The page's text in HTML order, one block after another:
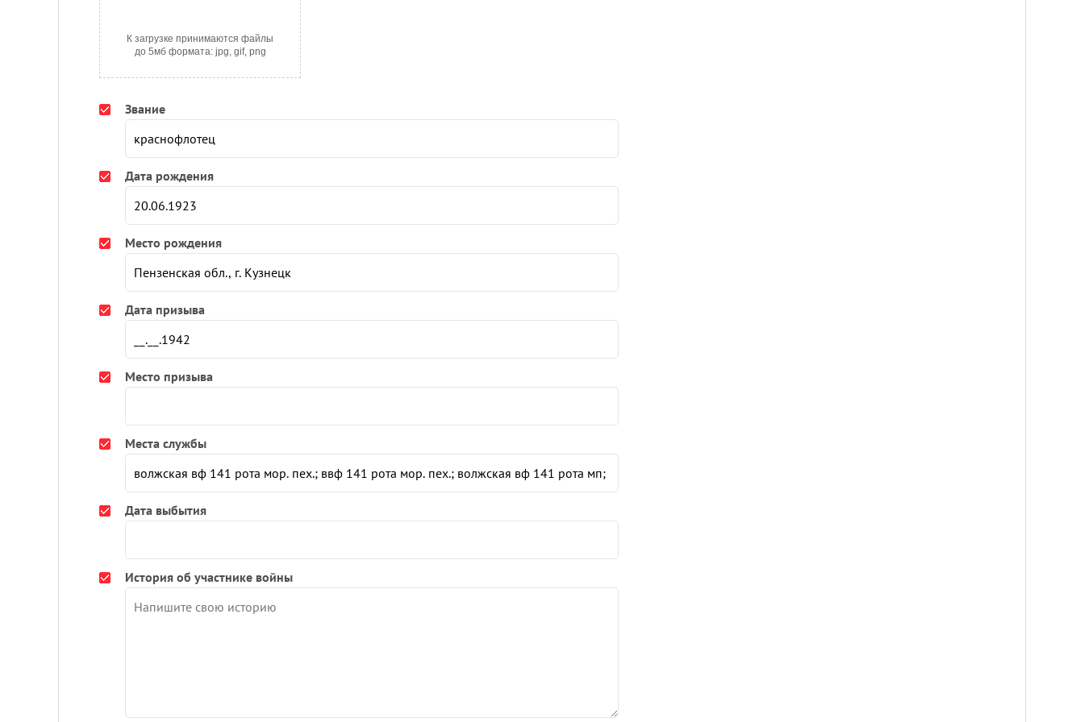
К загрузке принимаются файлы
до 5мб формата: jpg, gif, png
Звание
Дата рождения
Место рождения
Дата призыва
Место призыва
Места службы
Дата выбытия
История об участнике войны